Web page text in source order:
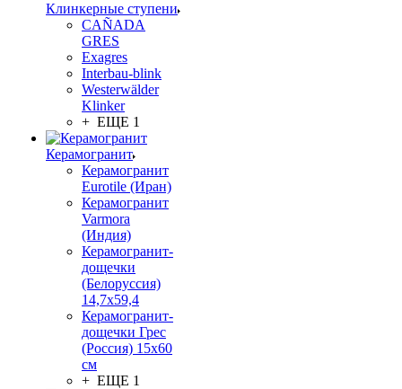
Клинкерные ступени
CAÑADA
GRES
Exagres
Interbau-blink
Westerwälder
Klinker
+ ЕЩЕ 1
Керамогранит
Керамогранит
Eurotile (Иран)
Керамогранит
Varmora
(Индия)
Керамогранит-
дощечки
(Белоруссия)
14,7x59,4
Керамогранит-
дощечки Грес
(Россия) 15х60
см
+ ЕЩЕ 1